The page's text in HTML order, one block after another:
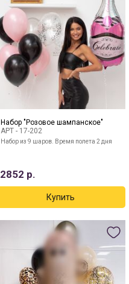
Набор "Розовое шампанское"
АРТ - 17-202
Набор из 9 шаров. Время полета 2 дня
2852 р.